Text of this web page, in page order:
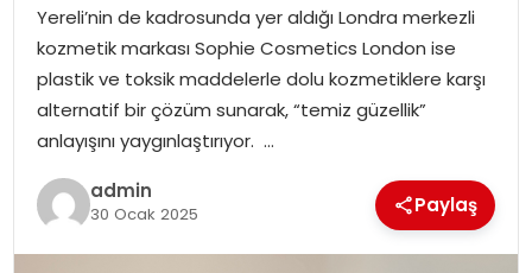
YAŞAM
Yereli’nin de kadrosunda yer aldığı Londra merkezli
kozmetik markası Sophie Cosmetics London ise
plastik ve toksik maddelerle dolu kozmetiklere karşı
alternatif bir çözüm sunarak, “temiz güzellik”
anlayışını yaygınlaştırıyor. …
admin
30 Ocak 2025 Paylaş